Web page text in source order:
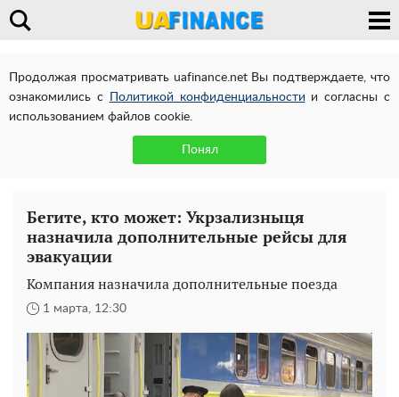
Продолжая просматривать uafinance.net Вы подтверждаете, что
ознакомились с
Политикой конфиденциальности и согласны с
использованием файлов cookie.
Понял
Бегите, кто может: Укрзализныця
назначила дополнительные рейсы для
эвакуации
Компания назначила дополнительные поезда
1 марта, 12:30